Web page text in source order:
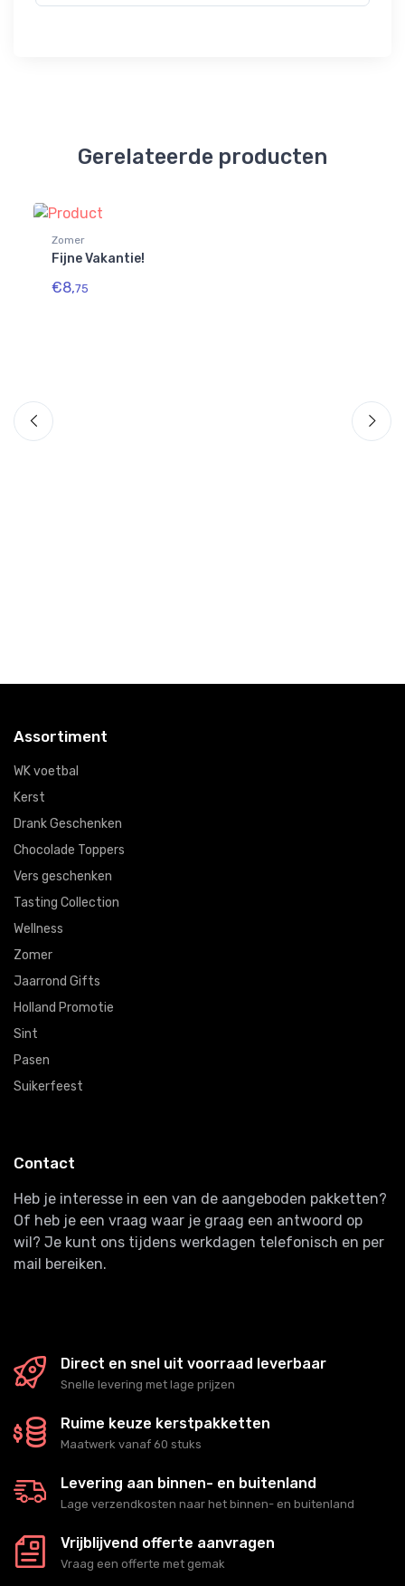
Gerelateerde producten
Zomer
Fijne Vakantie!
€8,75
Assortiment
WK voetbal
Kerst
Drank Geschenken
Chocolade Toppers
Vers geschenken
Tasting Collection
Wellness
Zomer
Jaarrond Gifts
Holland Promotie
Sint
Pasen
Suikerfeest
Contact
Heb je interesse in een van de aangeboden pakketten?
Of heb je een vraag waar je graag een antwoord op
wil? Je kunt ons tijdens werkdagen telefonisch en per
mail bereiken.
Direct en snel uit voorraad leverbaar
Snelle levering met lage prijzen
Ruime keuze kerstpakketten
Maatwerk vanaf 60 stuks
Levering aan binnen- en buitenland
Lage verzendkosten naar het binnen- en buitenland
Vrijblijvend offerte aanvragen
Vraag een offerte met gemak